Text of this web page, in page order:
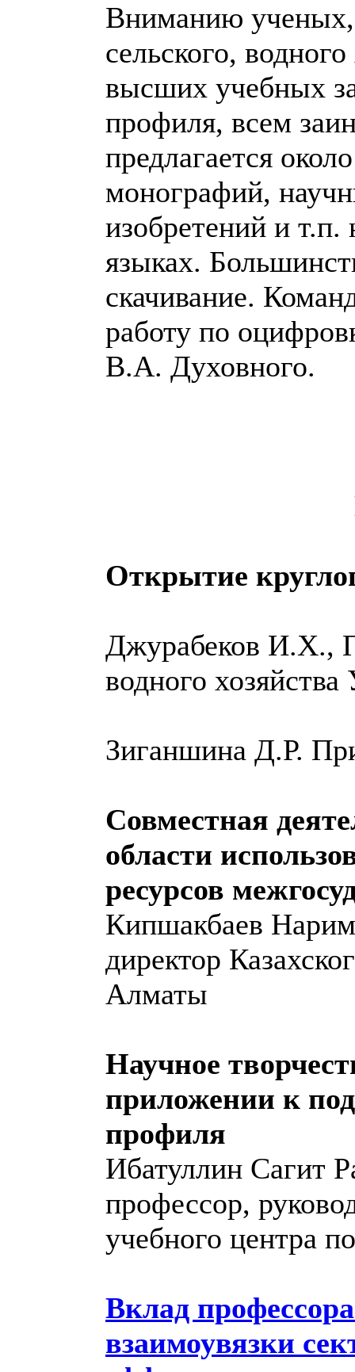
Вниманию ученых,
сельского,
высших учебных
профиля, всем
предлагается
монографий,
изобретений и т.п.
языках.
скачивание.
работу по
В.А. Духовного.
Открытие
Джурабеков И.Х.,
водного хозяйства
Зиганшина Д.Р.
Совместная
области
ресурсов
Кипшакбаев
директор
Алматы
Научное
приложении к
профиля
Ибатуллин Сагит
профессор,
учебного центра
Вклад
взаимоувязки